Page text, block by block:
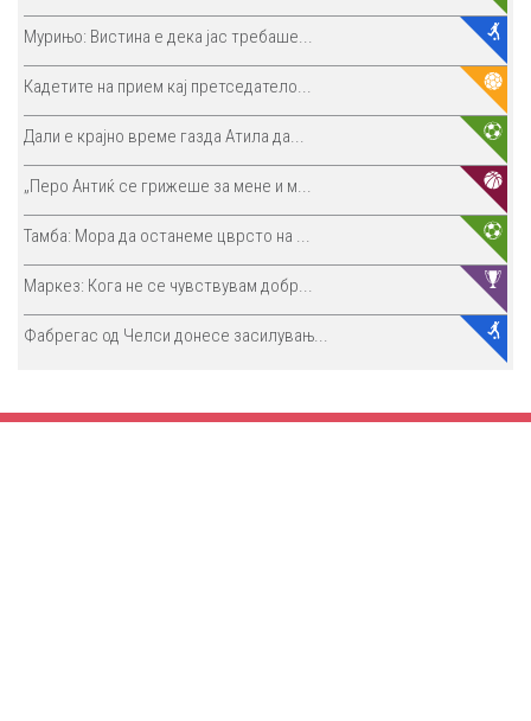
Мурињо: Вистина е дека јас требаше...
Кадетите на прием кај претседатело...
Дали е крајно време газда Атила да...
„Перо Антиќ се грижеше за мене и м...
Тамба: Мора да останеме цврсто на ...
Маркез: Кога не се чувствувам добр...
Фабрегас од Челси донесе засилувањ...